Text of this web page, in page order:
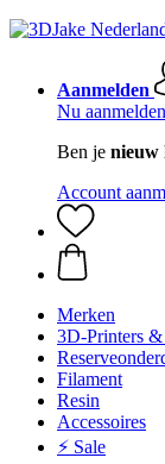
Aanmelden
Nu aanmelden
Ben je nieuw
Account
Merken
3D-Printers
Filament
Resin
Accessoires
⚡ Sale